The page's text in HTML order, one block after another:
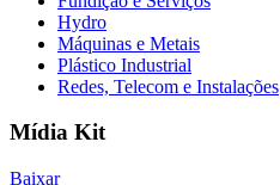
Hydro
Máquinas e Metais
Plástico Industrial
Redes, Telecom e Instalações
Mídia Kit
Baixar